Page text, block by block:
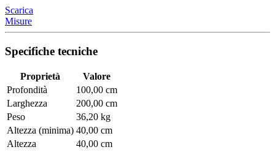
Scarica
Misure
Specifiche tecniche
Proprietà
Valore
Profondità
100,00 cm
Larghezza
200,00 cm
Peso
36,20 kg
Altezza (minima) 40,00 cm
Altezza
40,00 cm